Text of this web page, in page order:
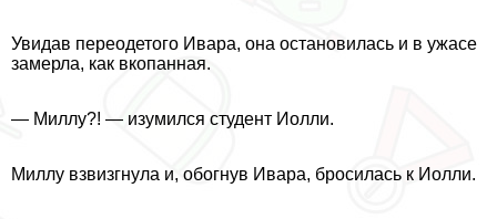
Увидав переодетого Ивара, она остановилась и в ужасе
замерла, как вкопанная.
— Миллу?! — изумился студент Иолли.
Миллу взвизгнула и, обогнув Ивара, бросилась к Иолли.